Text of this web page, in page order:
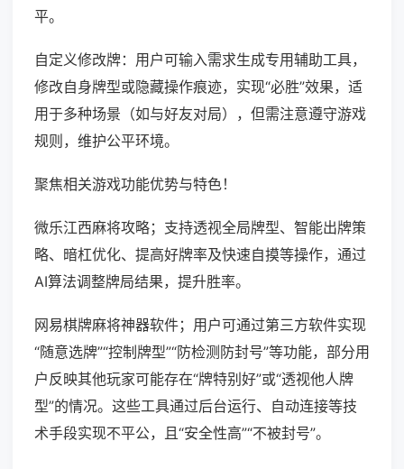
平。
自定义修改牌：用户可输入需求生成专用辅助工具，
修改自身牌型或隐藏操作痕迹，实现“必胜”效果，适
用于多种场景（如与好友对局），但需注意遵守游戏
规则，维护公平环境。
聚焦相关游戏功能优势与特色！
微乐江西麻将攻略；支持透视全局牌型、智能出牌策
略、暗杠优化、提高好牌率及快速自摸等操作，通过
AI算法调整牌局结果，提升胜率。
网易棋牌麻将神器软件；用户可通过第三方软件实现
“随意选牌”“控制牌型”“防检测防封号”等功能，部分用
户反映其他玩家可能存在“牌特别好”或“透视他人牌
型”的情况。这些工具通过后台运行、自动连接等技
术手段实现不平公，且“安全性高”“不被封号”。